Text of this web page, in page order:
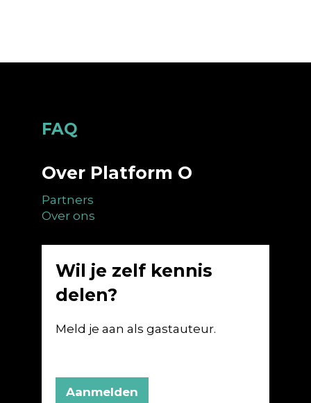
Footer
FAQ
Over Platform O
Partners
Over ons
Wil je zelf kennis
delen?
Meld je aan als gastauteur.
Aanmelden